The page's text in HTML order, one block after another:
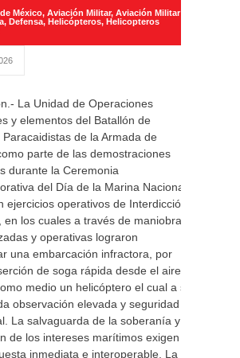
México, Aviación Militar, Aviación Militar
, Defensa, Helicópteros, Helicopteros
La Unidad de Operaciones
y elementos del Batallón de
Paracaidistas de la Armada de
parte de las demostraciones
durante la Ceremonia
del Día de la Marina Nacional,
ejercicios operativos de Interdicción
en los cuales a través de maniobras
y operativas lograron
una embarcación infractora, por
de soga rápida desde el aire,
medio un helicóptero el cual a su
observación elevada y seguridad
La salvaguarda de la soberanía y la
de los intereses marítimos exigen
inmediata e interoperable. La